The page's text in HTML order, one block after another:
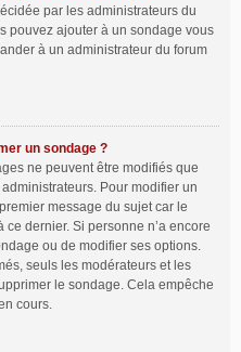
par les administrateurs du
pouvez ajouter à un sondage vous
à un administrateur du forum
un sondage ?
ne peuvent être modifiés que
Pour modifier un
message du sujet car le
dernier. Si personne n’a encore
ou de modifier ses options.
seuls les modérateurs et les
le sondage. Cela empêche
cours.